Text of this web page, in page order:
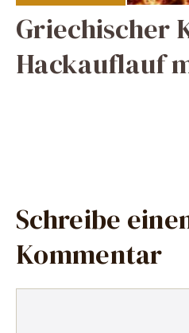
Griechischer
Hackauflauf
Schreibe
Kommentar